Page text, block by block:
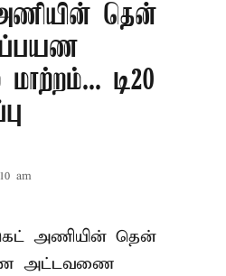
தென்
டி20
am
அணியின் தென்
அட்டவணை